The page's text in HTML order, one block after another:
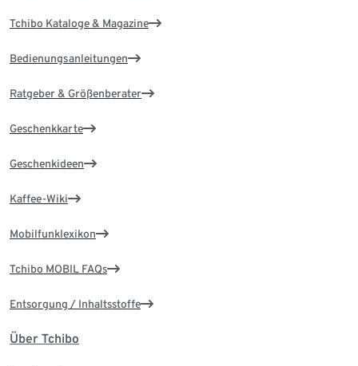
Tchibo Kataloge & Magazine
Bedienungsanleitungen
Ratgeber & Größenberater
Geschenkkarte
Geschenkideen
Kaffee-Wiki
Mobilfunklexikon
Tchibo MOBIL FAQs
Entsorgung / Inhaltsstoffe
Über Tchibo